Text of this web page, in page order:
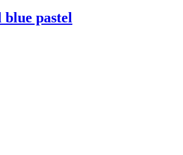
blue pastel